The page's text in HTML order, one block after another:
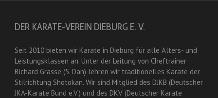
DER KARATE-VEREIN DIEBURG E. V.
Seit 2010 bieten wir Karate in Dieburg für alle Alters- und
Leistungsklassen an. Unter der Leitung von Cheftrainer
Richard Grasse (5. Dan) lehren wir traditionelles Karate der
Stilrichtung Shotokan. Wir sind Mitglied des DJKB (Deutscher
JKA-Karate Bund e.V.) und des DKV (Deutscher Karate